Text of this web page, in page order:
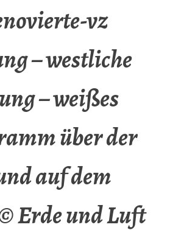
vz
– westliche
– weißes
über der
auf dem
Erde und Luft